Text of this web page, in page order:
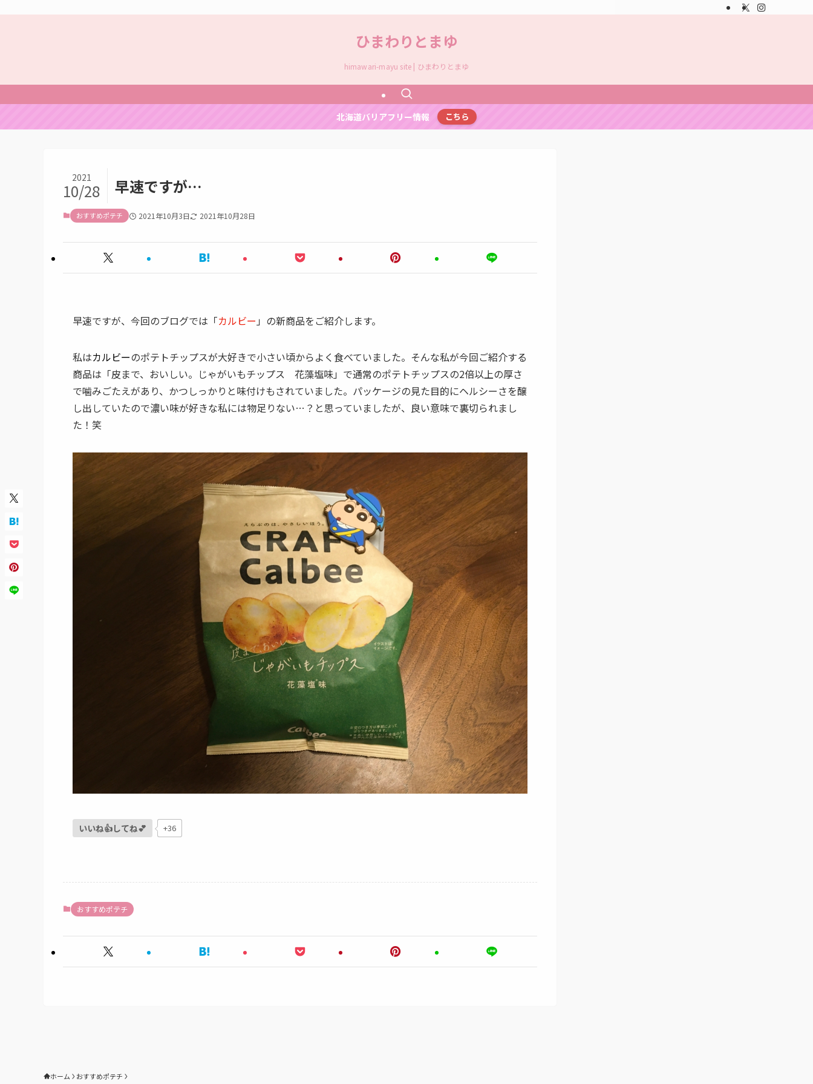
ひまわりとまゆ
himawari-mayu site | ひまわりとまゆ
北海道バリアフリー情報 こちら
早速ですが…
2021
10/28
おすすめポテチ 2021年10月3日 2021年10月28日
早速ですが、今回のブログでは「カルビー 」の新商品をご紹介します。
私はカルビーのポテトチップスが大好きで小さい頃からよく食べていました。そんな私が今回ご紹介する
商品は「皮まで、おいしい。じゃがいもチップス 花藻塩味」で通常のポテトチップスの2倍以上の厚さ
で噛みごたえがあり、かつしっかりと味付けもされていました。パッケージの見た目的にヘルシーさを醸
し出していたので濃い味が好きな私には物足りない…？と思っていましたが、良い意味で裏切られまし
た！笑
いいね👍してね💕 +36
おすすめポテチ
ホーム おすすめポテチ